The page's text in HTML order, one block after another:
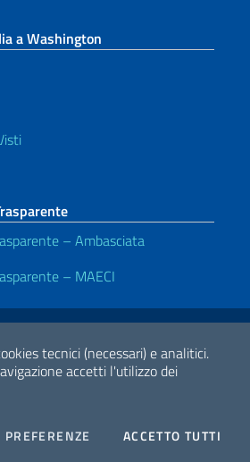
tecnici (necessari) e analitici.
accetti l'utilizzo dei
PREFERENZE COOKIESACCETTO TUTTI
a Washington
– Ambasciata
– MAECI